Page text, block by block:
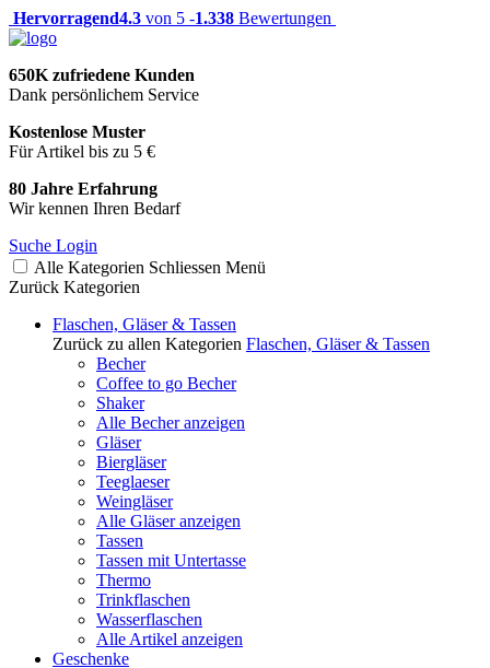
Hervorragend4.3 von 5 -1.338 Bewertungen
650K zufriedene Kunden
Dank persönlichem Service
Kostenlose Muster
Für Artikel bis zu 5 €
80 Jahre Erfahrung
Wir kennen Ihren Bedarf
Suche Login
Alle Kategorien Schliessen Menü
Zurück Kategorien
Flaschen, Gläser & Tassen
Zurück zu allen Kategorien Flaschen, Gläser & Tassen
Becher
Coffee to go Becher
Shaker
Alle Becher anzeigen
Gläser
Biergläser
Teeglaeser
Weingläser
Alle Gläser anzeigen
Tassen
Tassen mit Untertasse
Thermo
Trinkflaschen
Wasserflaschen
Alle Artikel anzeigen
Geschenke